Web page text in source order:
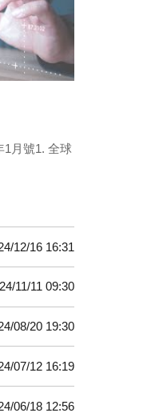
1月號1. 全球
12/16 16:31
11/11 09:30
08/20 19:30
07/12 16:19
06/18 12:56